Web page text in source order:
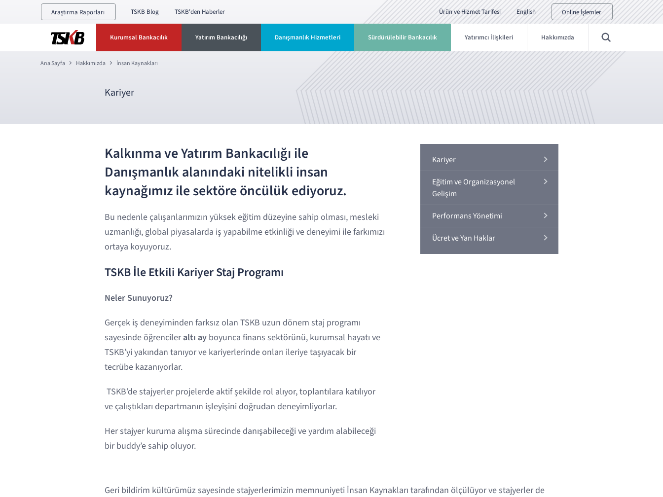
Araştırma Raporları TSKB Blog TSKB'den Haberler Ürün ve Hizmet Tarifesi English Online İşlemler
Kurumsal Bankacılık Yatırım Bankacılığı Danışmanlık Hizmetleri Sürdürülebilir Bankacılık Yatırımcı İlişkileri Hakkımızda
Ana Sayfa Hakkımızda İnsan Kaynakları
Kariyer
Kariyer
Eğitim ve Organizasyonel
Gelişim
Performans Yönetimi
Ücret ve Yan Haklar
Kalkınma ve Yatırım Bankacılığı ile
Danışmanlık alanındaki nitelikli insan
kaynağımız ile sektöre öncülük ediyoruz.
Bu nedenle çalışanlarımızın yüksek eğitim düzeyine sahip olması, mesleki
uzmanlığı, global piyasalarda iş yapabilme etkinliği ve deneyimi ile farkımızı
ortaya koyuyoruz.
TSKB İle Etkili Kariyer Staj Programı
Neler Sunuyoruz?
Gerçek iş deneyiminden farksız olan TSKB uzun dönem staj programı
sayesinde öğrencileraltı ay boyunca finans sektörünü, kurumsal hayatı ve
TSKB’yi yakından tanıyor ve kariyerlerinde onları ileriye taşıyacak bir
tecrübe kazanıyorlar.
TSKB’de stajyerler projelerde aktif şekilde rol alıyor, toplantılara katılıyor
ve çalıştıkları departmanın işleyişini doğrudan deneyimliyorlar.
Her stajyer kuruma alışma sürecinde danışabileceği ve yardım alabileceği
bir buddy’e sahip oluyor.
Geri bildirim kültürümüz sayesinde stajyerlerimizin memnuniyeti İnsan Kaynakları tarafından ölçülüyor ve stajyerler de